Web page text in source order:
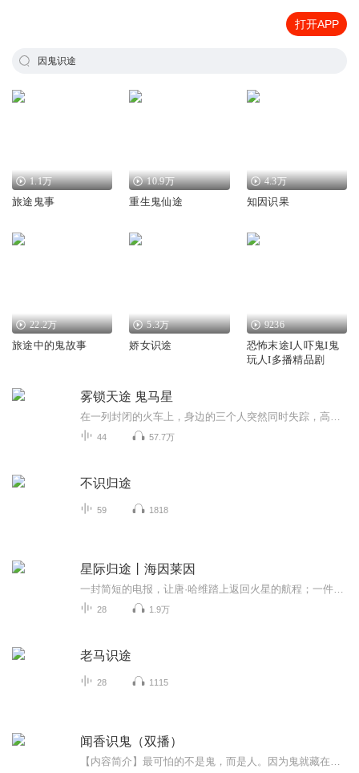
打开APP
因鬼识途
1.1万
旅途鬼事
10.9万
重生鬼仙途
4.3万
知因识果
22.2万
旅途中的鬼故事
5.3万
娇女识途
9236
恐怖末途I人吓鬼I鬼
玩人I多播精品剧
雾锁天途 鬼马星
44 57.7万
不识归途
59 1818
星际归途丨海因莱因
28 1.9万
老马识途
28 1115
闻香识鬼（双播）